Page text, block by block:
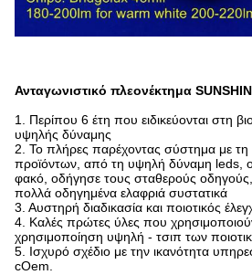
Ανταγωνιστικό πλεονέκτημα
1. Περίπου 6 έτη που ειδικεύονται στη
υψηλής δύναμης
2. Το πλήρες παρέχοντας σύστημα με τη
προϊόντων, από τη υψηλή δύναμη leds,
φακό, οδήγησε τους σταθερούς οδηγούς,
πολλά οδηγημένα ελαφριά συστατικά
3. Αυστηρή διαδικασία και ποιοτικός
4. Καλές πρώτες ύλες που
χρησιμοποίηση υψηλή - τσιπ των
5. Ισχυρό σχέδιο με την ικανότητα
cOem.